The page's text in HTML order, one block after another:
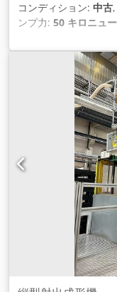
コンディション: 中古
ンプ力: 50 キロニュ
2,900 kg
径:25 mm,